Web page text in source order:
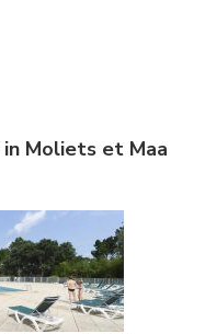
Moliets et Maa